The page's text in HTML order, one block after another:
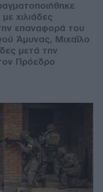
χιλιάδες
επαναφορά του
Άμυνας, Μιχαΐλο
μετά την
Πρόεδρο